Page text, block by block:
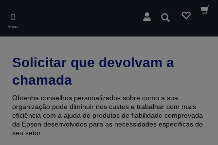
main
content
Menu
Pesquisar
Solicitar que devolvam a
chamada
Obtenha conselhos personalizados sobre como a sua
organização pode diminuir nos custos e trabalhar com mais
eficiência com a ajuda de produtos de fiabilidade comprovada ​​
da Epson desenvolvidos para as necessidades específicas do
seu setor.